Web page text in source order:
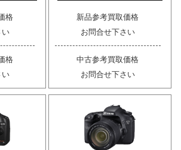
格
い
格
い
新品参考買取価格
お問合せ下さい
中古参考買取価格
お問合せ下さい